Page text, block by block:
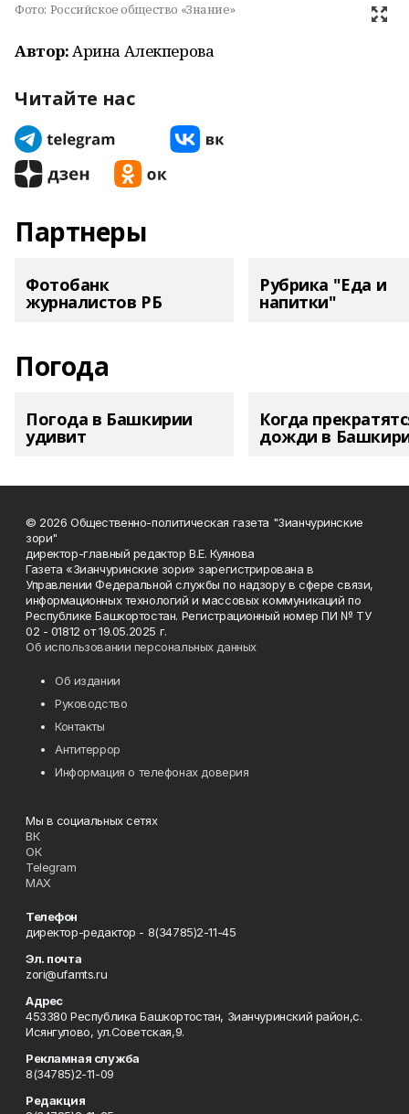
Фото: Российское общество «Знание»
Автор:Арина Алекперова
Читайте нас
Партнеры
Фотобанк
журналистов РБ
Рубрика "Еда и
напитки"
Погода
Погода в Башкирии
удивит
Когда
дожди в
© 2026 Общественно-политическая газета "Зианчуринские
зори"
директор-главный редактор В.Е. Куянова
Газета «Зианчуринские зори» зарегистрирована в
Управлении Федеральной службы по надзору в сфере связи,
информационных технологий и массовых коммуникаций по
Республике Башкортостан. Регистрационный номер ПИ № ТУ
02 - 01812 от 19.05.2025 г.
Об использовании персональных данных
Об издании
Руководство
Контакты
Антитеррор
Информация о телефонах доверия
Мы в социальных сетях
ВК
ОК
Telegram
MAX
Телефон
директор-редактор - 8(34785)2-11-45
Эл. почта
zori@ufamts.ru
Адрес
453380 Республика Башкортостан, Зианчуринский район,с.
Исянгулово, ул.Советская,9.
Рекламная служба
8(34785)2-11-09
Редакция